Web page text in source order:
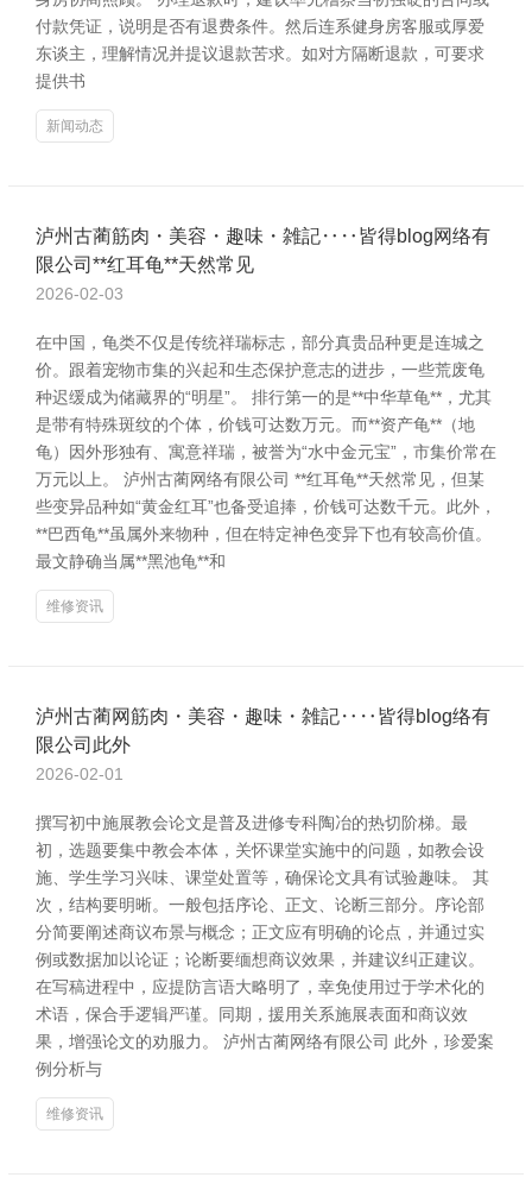
付款凭证，说明是否有退费条件。然后连系健身房客服或厚爱
东谈主，理解情况并提议退款苦求。如对方隔断退款，可要求
提供书
新闻动态
泸州古蔺筋肉・美容・趣味・雑記‥‥皆得blog网络有
限公司**红耳龟**天然常见
2026-02-03
在中国，龟类不仅是传统祥瑞标志，部分真贵品种更是连城之
价。跟着宠物市集的兴起和生态保护意志的进步，一些荒废龟
种迟缓成为储藏界的“明星”。 排行第一的是**中华草龟**，尤其
是带有特殊斑纹的个体，价钱可达数万元。而**资产龟**（地
龟）因外形独有、寓意祥瑞，被誉为“水中金元宝”，市集价常在
万元以上。 泸州古蔺网络有限公司 **红耳龟**天然常见，但某
些变异品种如“黄金红耳”也备受追捧，价钱可达数千元。此外，
**巴西龟**虽属外来物种，但在特定神色变异下也有较高价值。
最文静确当属**黑池龟**和
维修资讯
泸州古蔺网筋肉・美容・趣味・雑記‥‥皆得blog络有
限公司此外
2026-02-01
撰写初中施展教会论文是普及进修专科陶冶的热切阶梯。最
初，选题要集中教会本体，关怀课堂实施中的问题，如教会设
施、学生学习兴味、课堂处置等，确保论文具有试验趣味。 其
次，结构要明晰。一般包括序论、正文、论断三部分。序论部
分简要阐述商议布景与概念；正文应有明确的论点，并通过实
例或数据加以论证；论断要缅想商议效果，并建议纠正建议。
在写稿进程中，应提防言语大略明了，幸免使用过于学术化的
术语，保合手逻辑严谨。同期，援用关系施展表面和商议效
果，增强论文的劝服力。 泸州古蔺网络有限公司 此外，珍爱案
例分析与
维修资讯